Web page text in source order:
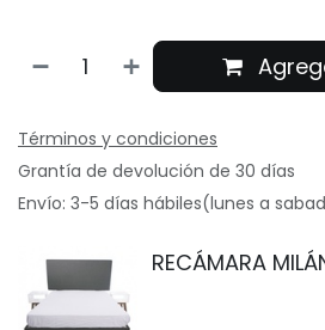
Términos y condiciones
Grantía de devolución de 30 días
Envío: 3-5 días hábiles(lunes a
RECÁMARA